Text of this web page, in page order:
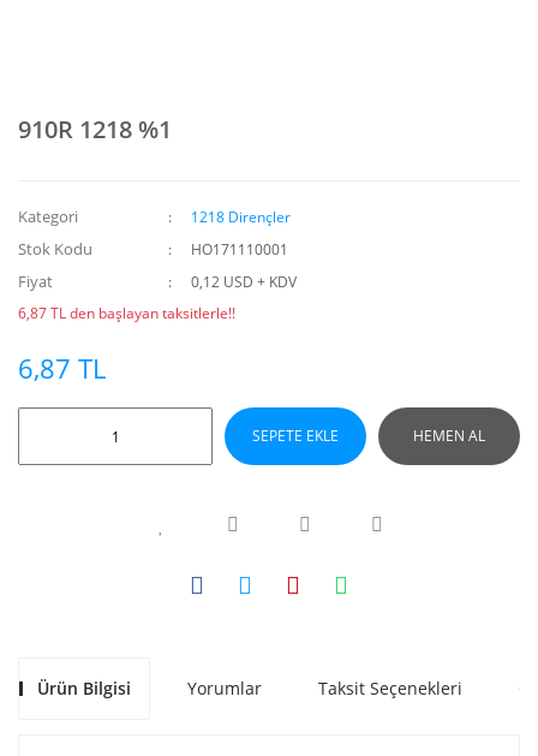
910R 1218 %1
Kategori 1218 Dirençler
Stok Kodu HO171110001
Fiyat
0,12 USD + KDV
6,87 TL den başlayan taksitlerle!!
6,87 TL
SEPETE EKLE HEMEN AL
Ürün Bilgisi Yorumlar Taksit Seçenekleri